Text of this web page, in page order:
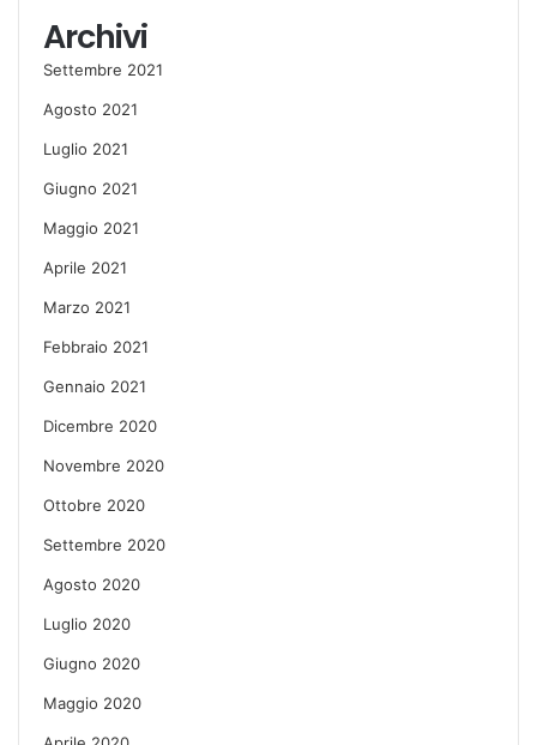
Archivi
Settembre 2021
Agosto 2021
Luglio 2021
Giugno 2021
Maggio 2021
Aprile 2021
Marzo 2021
Febbraio 2021
Gennaio 2021
Dicembre 2020
Novembre 2020
Ottobre 2020
Settembre 2020
Agosto 2020
Luglio 2020
Giugno 2020
Maggio 2020